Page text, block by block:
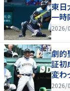
東日
一時
2026/
劇
証初
変わ
は「
2026/